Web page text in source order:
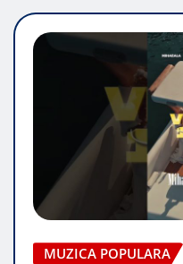
MUZICA POPULARA